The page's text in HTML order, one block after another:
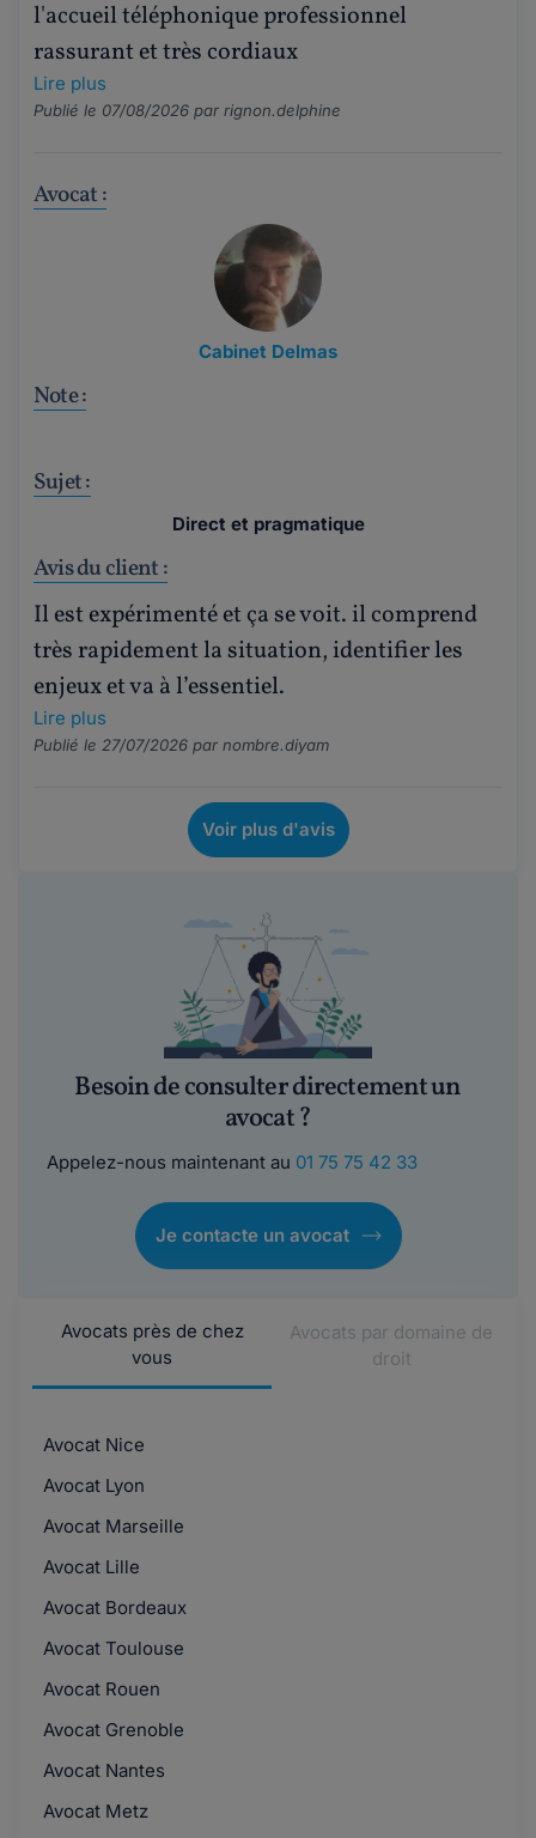
l'accueil téléphonique professionnel
rassurant et très cordiaux
Lire plus
Publié le 07/08/2026 par rignon.delphine
Avocat :
Cabinet Delmas
Note :
Sujet :
Direct et pragmatique
Avis du client :
Il est expérimenté et ça se voit. il comprend
très rapidement la situation, identifier les
enjeux et va à l’essentiel.
Lire plus
Publié le 27/07/2026 par nombre.diyam
Voir plus d'avis
Besoin de consulter directement un
avocat ?
Appelez-nous maintenant au 01 75 75 42 33
Je contacte un avocat
Avocats près de chez
vous
Avocats par domaine de
droit
Avocat Nice
Avocat Lyon
Avocat Marseille
Avocat Lille
Avocat Bordeaux
Avocat Toulouse
Avocat Rouen
Avocat Grenoble
Avocat Nantes
Avocat Metz